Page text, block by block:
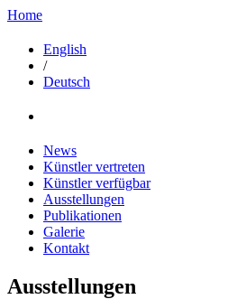
Home
English
/
Deutsch
News
Künstler vertreten
Künstler verfügbar
Ausstellungen
Publikationen
Galerie
Kontakt
Ausstellungen